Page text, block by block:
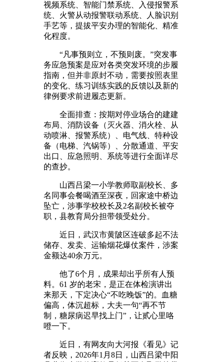
视频系统、智能门禁系统、入侵报警系
统、火警从动报警联动系统、人脸识别
手艺等，提拔平安办理的智能化、精准
化程度。
“凡事预则立，不预则废。”突发事
务应急预案是应对各类突发环境的步履
指南，但并非原封不动，需要按照表里
的变化、练习训练实践的反馈以及新的
律例要求前进履态更新。
全面排查：按期对停业场合的建建
布局、消防设备（灭火器、消火栓、从
动喷淋、报警系统）、电气线、特种设
备（电梯、汽锅等）、分散通道、平安
出口、应急照明、系统等进行全面详尽
的查抄。
山西吕梁一小学教师取副校长、多
名同事会餐喝酒至深夜，回家途中桥边
坠亡，涉事学校校长及2名副校长被夺
职，县教育局分担带领受处分。
近日，武汉市黄陂区连破多起不法
储存、发卖、运输烟花爆仗案件，涉案
金额达40余万元。
他了6个月，成果却出乎所有人预
料。61 岁的老宋，是正在体检演讲出
来那天，下定决心“不吃晚饭”的。血糖
偏高，体沉超标，大夫一句“再不节
制，糖尿病迟早找上门”，让贰心里咯
噔一下。
近日，有网友向大河报《看见》记
者反映，2026年1月8日，山西吕梁中阳